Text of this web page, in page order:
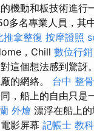
機動和板技術進行
多名專業人員，其
推拿整復 按摩證照
，Chill 數位行銷
這個想法感到驚訝。
的網絡。 台中 整骨
，船上的自由只是
外燴 漂浮在船上
影屏幕 記帳士 教